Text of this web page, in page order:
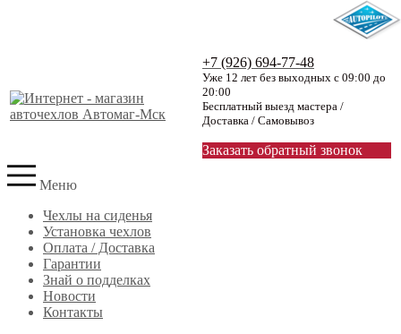
+7 (926) 694-77-48
Уже 12 лет без выходных с 09:00 до
20:00
Бесплатный выезд мастера /
Доставка / Самовывоз
Заказать обратный звонок
Меню
Чехлы на сиденья
Установка чехлов
Оплата / Доставка
Гарантии
Знай о подделках
Новости
Контакты